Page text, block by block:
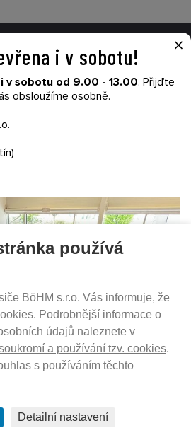
O NÁKUPU
nákupu
podmínky
Kontakty
soukromí
NA SOCIÁLNÍCH SÍTÍCH
NA SPLÁTKY
- 2026 ProdejnaTH
používá
BöHM s.r.o. Vás informuje, že
Podrobnější informace o
údajů naleznete v
a používání tzv. cookies.
s používáním těchto
Detailní nastavení
×
i v sobotu!
v sobotu od 9.00 - 13.00. Přijďte
obsloužíme osobně.